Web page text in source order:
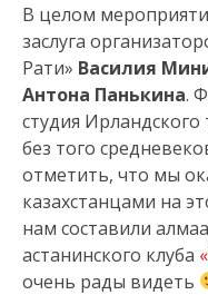
В целом
заслуга
Рати» Василия
Антона Панькина.
студия Ирландского
без того
отметить, что мы
казахстанцами на
нам составили
астанинского клуба
очень рады видеть